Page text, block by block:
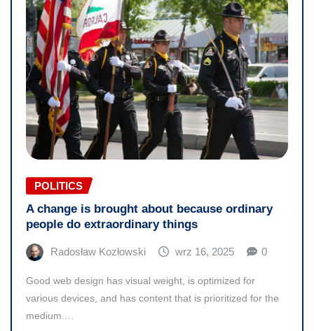
POLITICS
A change is brought about because ordinary
people do extraordinary things
Radosław Kozłowski wrz 16, 2025 0
Good web design has visual weight, is optimized for
various devices, and has content that is prioritized for the
medium.…